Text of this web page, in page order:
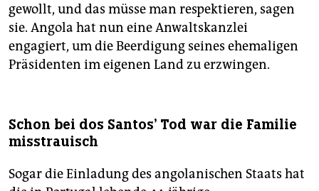
gewollt, und das müsse man respektieren, sagen
sie. Angola hat nun eine Anwaltskanzlei
engagiert, um die Beerdigung seines ehemaligen
Präsidenten im eigenen Land zu erzwingen.
Schon bei dos Santos' Tod war die Familie
misstrauisch
Sogar die Einladung des angolanischen Staats hat